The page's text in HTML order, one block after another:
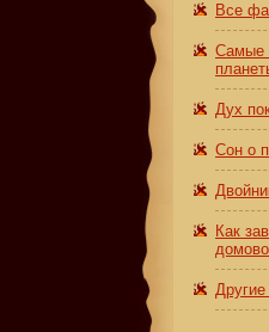
Все
Самые
Дух
Сон о
Как